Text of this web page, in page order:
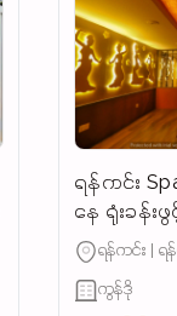
ရန်ကင်း
နေ ရုံးခန်း
အခန်းအငှား
ရန်ကင်း | ရ
ကွန်ဒို